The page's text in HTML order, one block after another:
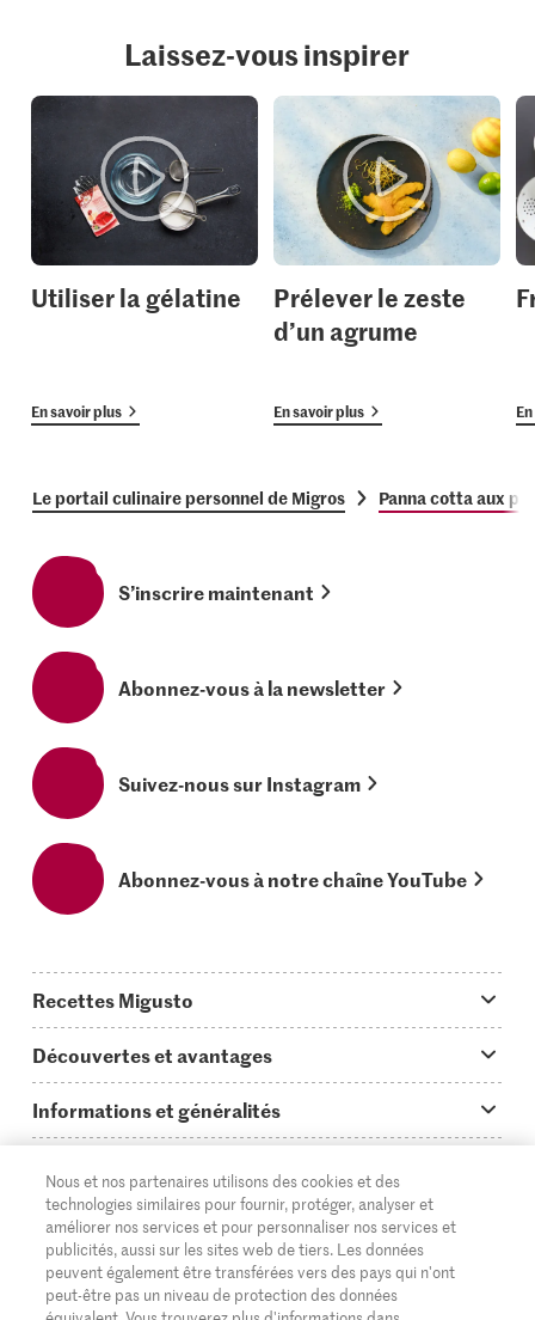
Laissez-vous inspirer
Utiliser la gélatine
En savoir plus
Prélever le zeste
d’un agrume
En savoir plus
Le portail culinaire personnel de Migros Panna cotta aux
S’inscrire maintenant
Abonnez-vous à la newsletter
Suivez-nous sur Instagram
Abonnez-vous à notre chaîne YouTube
Recettes Migusto
Idées de menus
Plats principaux
Simple & vite prêt
Apéritif
Préparations au four
Découvertes et avantages
On en parle...
Tutoriels
Glossaire des ingrédients
Login Migusto
Informations et généralités
Questions concernant Migusto
Cuisiner avec Migusto
Service clientèle & contact
Publicité
Supermarché
Migros Online
À propos de Migros
DE FR IT
Nous et nos partenaires utilisons des cookies et des
technologies similaires pour fournir, protéger, analyser et
améliorer nos services et pour personnaliser nos services et
publicités, aussi sur les sites web de tiers. Les données
peuvent également être transférées vers des pays qui n'ont
peut-être pas un niveau de protection des données